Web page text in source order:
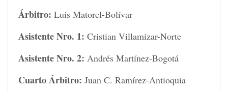
Árbitro: Luis Matorel-Bolívar
Asistente Nro. 1: Cristian Villamizar-Norte
Asistente Nro. 2: Andrés Martínez-Bogotá
Cuarto Árbitro: Juan C. Ramírez-Antioquia